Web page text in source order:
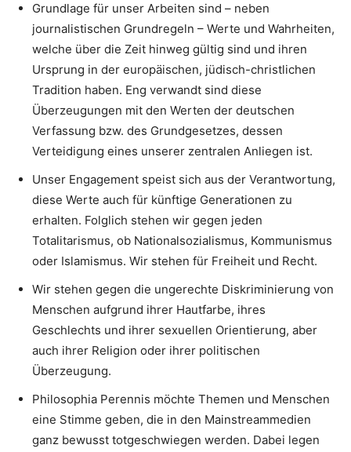
Grundlage für unser Arbeiten sind – neben
journalistischen Grundregeln – Werte und Wahrheiten,
welche über die Zeit hinweg gültig sind und ihren
Ursprung in der europäischen, jüdisch-christlichen
Tradition haben. Eng verwandt sind diese
Überzeugungen mit den Werten der deutschen
Verfassung bzw. des Grundgesetzes, dessen
Verteidigung eines unserer zentralen Anliegen ist.
Unser Engagement speist sich aus der Verantwortung,
diese Werte auch für künftige Generationen zu
erhalten. Folglich stehen wir gegen jeden
Totalitarismus, ob Nationalsozialismus, Kommunismus
oder Islamismus. Wir stehen für Freiheit und Recht.
Wir stehen gegen die ungerechte Diskriminierung von
Menschen aufgrund ihrer Hautfarbe, ihres
Geschlechts und ihrer sexuellen Orientierung, aber
auch ihrer Religion oder ihrer politischen
Überzeugung.
Philosophia Perennis möchte Themen und Menschen
eine Stimme geben, die in den Mainstreammedien
ganz bewusst totgeschwiegen werden. Dabei legen